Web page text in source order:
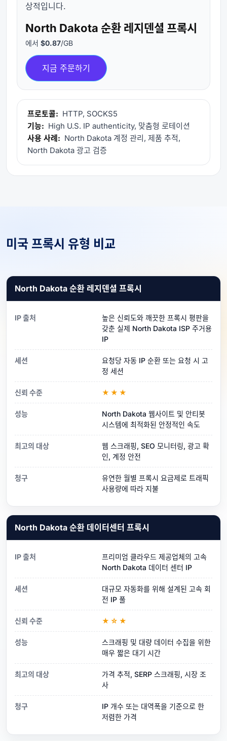
상적입니다.
North Dakota 순환 레지덴셜 프록시
에서 $0.87/GB
지금 주문하기
프로토콜: HTTP, SOCKS5
기능: High U.S. IP authenticity, 맞춤형 로테이션
사용 사례: North Dakota 계정 관리, 제품 추적,
North Dakota 광고 검증
미국 프록시 유형 비교
North Dakota 순환 레지덴셜 프록시
IP 출처
높은 신뢰도와 깨끗한 프록시 평판을
갖춘 실제 North Dakota ISP 주거용
IP
세션
요청당 자동 IP 순환 또는 요청 시 고
정 세션
신뢰 수준 ★★★
성능
North Dakota 웹사이트 및 안티봇
시스템에 최적화된 안정적인 속도
최고의 대상
웹 스크래핑, SEO 모니터링, 광고 확
인, 계정 안전
청구
유연한 월별 프록시 요금제로 트래픽
사용량에 따라 지불
North Dakota 순환 데이터센터 프록시
IP 출처
프리미엄 클라우드 제공업체의 고속
North Dakota 데이터 센터 IP
세션
대규모 자동화를 위해 설계된 고속 회
전 IP 풀
신뢰 수준 ★☆★
성능
스크래핑 및 대량 데이터 수집을 위한
매우 짧은 대기 시간
최고의 대상
가격 추적, SERP 스크래핑, 시장 조
사
청구
IP 개수 또는 대역폭을 기준으로 한
저렴한 가격